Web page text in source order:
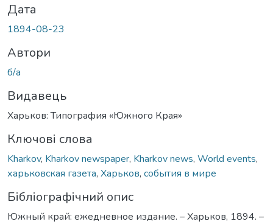
Дата
1894-08-23
Автори
б/а
Видавець
Харьков: Типография «Южного Края»
Ключові слова
Kharkov, Kharkov newspaper, Kharkov news, World events,
харьковская газета, Харьков, события в мире
Бібліографічний опис
Южный край: ежедневное издание. – Харьков, 1894. –